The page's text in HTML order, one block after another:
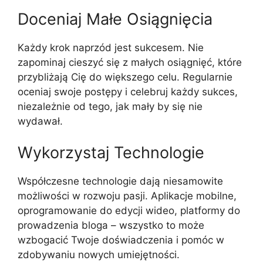
Doceniaj Małe Osiągnięcia
Każdy krok naprzód jest sukcesem. Nie
zapominaj cieszyć się z małych osiągnięć, które
przybliżają Cię do większego celu. Regularnie
oceniaj swoje postępy i celebruj każdy sukces,
niezależnie od tego, jak mały by się nie
wydawał.
Wykorzystaj Technologie
Współczesne technologie dają niesamowite
możliwości w rozwoju pasji. Aplikacje mobilne,
oprogramowanie do edycji wideo, platformy do
prowadzenia bloga – wszystko to może
wzbogacić Twoje doświadczenia i pomóc w
zdobywaniu nowych umiejętności.